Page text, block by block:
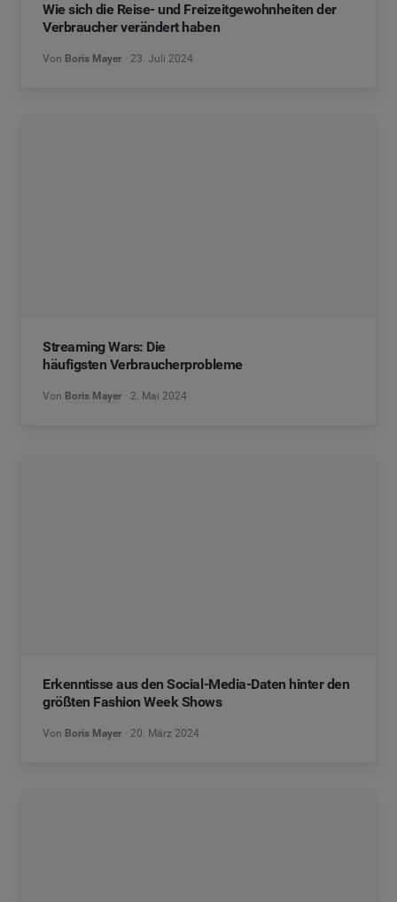
Wie sich die Reise- und Freizeitgewohnheiten der
Verbraucher verändert haben
Von Boris Mayer 23. Juli 2024
Streaming Wars: Die
häufigsten Verbraucherprobleme
Von Boris Mayer 2. Mai 2024
Erkenntisse aus den Social-Media-Daten hinter den
größten Fashion Week Shows
Von Boris Mayer 20. März 2024